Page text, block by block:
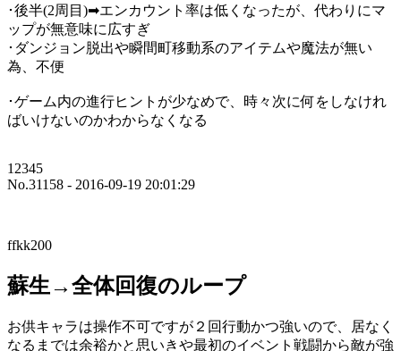
･後半(2周目)➡エンカウント率は低くなったが、代わりにマ
ップが無意味に広すぎ
･ダンジョン脱出や瞬間町移動系のアイテムや魔法が無い
為、不便
･ゲーム内の進行ヒントが少なめで、時々次に何をしなけれ
ばいけないのかわからなくなる
12345
No.31158 - 2016-09-19 20:01:29
ffkk200
蘇生→全体回復のループ
お供キャラは操作不可ですが２回行動かつ強いので、居なく
なるまでは余裕かと思いきや最初のイベント戦闘から敵が強